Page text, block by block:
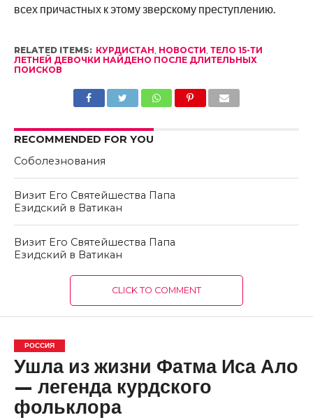
всех причастных к этому зверскому преступлению.
RELATED ITEMS: КУРДИСТАН, НОВОСТИ, ТЕЛО 15-ТИ
ЛЕТНЕЙ ДЕВОЧКИ НАЙДЕНО ПОСЛЕ ДЛИТЕЛЬНЫХ
ПОИСКОВ
RECOMMENDED FOR YOU
Соболезнования
Визит Его Святейшества Папа
Езидский в Ватикан
Визит Его Святейшества Папа
Езидский в Ватикан
CLICK TO COMMENT
РОССИЯ
Ушла из жизни Фатма Иса Ало
— легенда курдского
фольклора